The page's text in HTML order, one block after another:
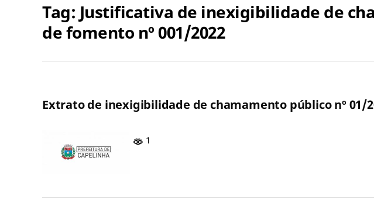
Tag: Justificativa de inexigibilidade de
de fomento nº 001/2022
Extrato de inexigibilidade de chamamento público nº 01/
1